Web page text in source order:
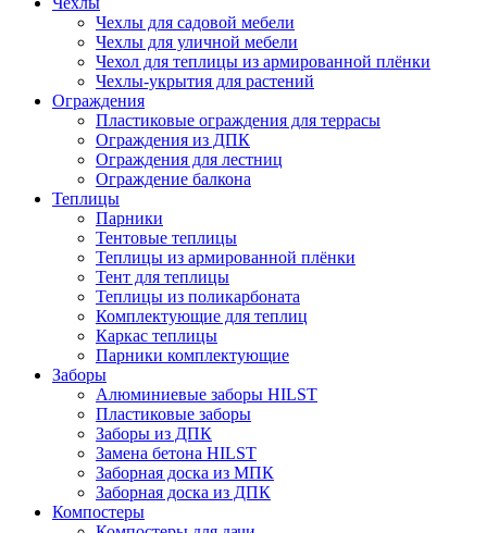
Чехлы для садовой мебели
Чехлы для уличной мебели
Чехол для теплицы из армированной плёнки
Чехлы-укрытия для растений
Ограждения
Пластиковые ограждения для террасы
Ограждения из ДПК
Ограждения для лестниц
Ограждение балкона
Теплицы
Парники
Тентовые теплицы
Теплицы из армированной плёнки
Тент для теплицы
Теплицы из поликарбоната
Комплектующие для теплиц
Каркас теплицы
Парники комплектующие
Заборы
Алюминиевые заборы HILST
Пластиковые заборы
Заборы из ДПК
Замена бетона HILST
Заборная доска из МПК
Заборная доска из ДПК
Компостеры